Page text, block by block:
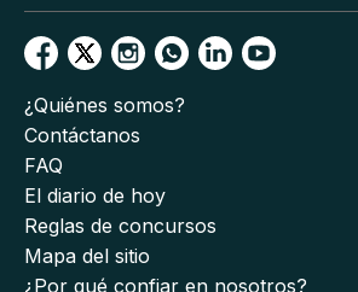
¿Quiénes somos?
Contáctanos
FAQ
El diario de hoy
Reglas de concursos
Mapa del sitio
¿Por qué confiar en nosotros?